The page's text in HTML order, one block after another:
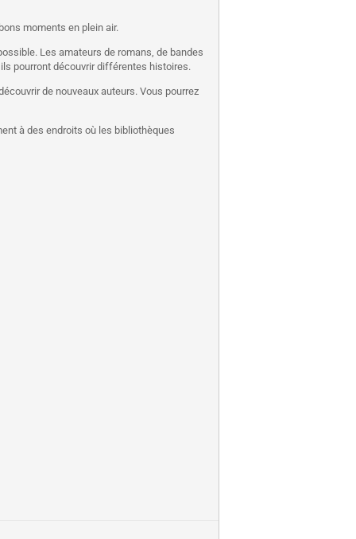
moments en plein air.
Les amateurs de romans, de bandes
pourront découvrir différentes histoires.
de nouveaux auteurs. Vous pourrez
à des endroits où les bibliothèques